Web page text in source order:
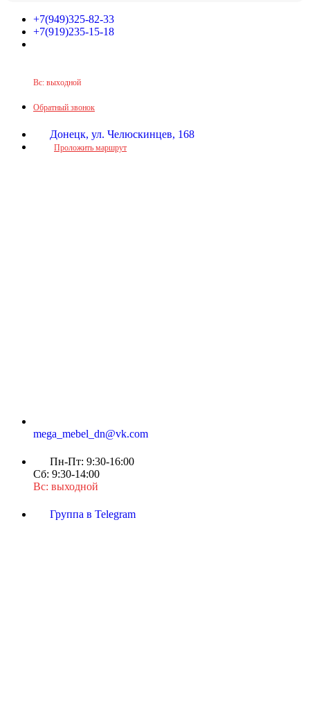
+7(949)325-82-33
+7(919)235-15-18
Вс: выходной
Обратный звонок
Донецк, ул. Челюскинцев, 168
Проложить маршрут
mega_mebel_dn@vk.com
Пн-Пт: 9:30-16:00
Сб: 9:30-14:00
Вс: выходной
Группа в Telegram